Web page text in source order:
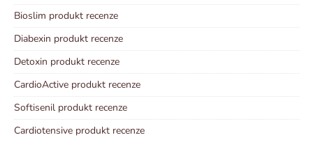
Bioslim produkt recenze
Diabexin produkt recenze
Detoxin produkt recenze
CardioActive produkt recenze
Softisenil produkt recenze
Cardiotensive produkt recenze